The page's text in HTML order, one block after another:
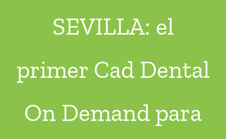
Noticias
Eventos
SEVILLA: el
primer Cad Dental
On Demand para